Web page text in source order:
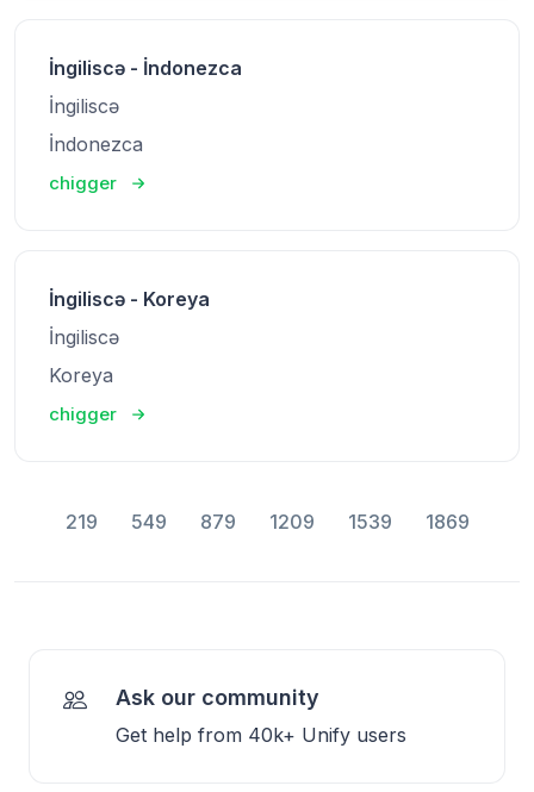
İngiliscə - İndonezca
İngiliscə
İndonezca
chigger
İngiliscə - Koreya
İngiliscə
Koreya
chigger
219 549 879 1209 1539 1869
Ask our community
Get help from 40k+ Unify users